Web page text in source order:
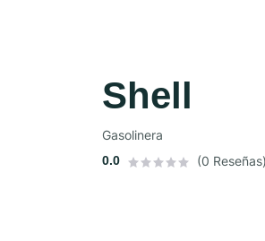
Shell
Gasolinera
0.0 (0 Reseñas)